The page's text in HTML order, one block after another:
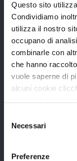
Questo sito
Condividiamo
utilizza il nostro
occupano di
combinarle con
che hanno
vuole saperne di
alcuni cookie
tasto "Rifiuta".
delNecessari
Preferenze
La Provincia
Organi di governo
Statuto e Regolamenti
Amministrazione
Uffici e orari
Edifici e Parchi